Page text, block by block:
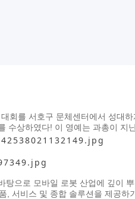
회를 서호구 문체센터에서 성대
수상하였다! 이 영예는 과총이 지
으로 모바일 로봇 산업에 깊이
서비스 및 종합 솔루션을 제공하